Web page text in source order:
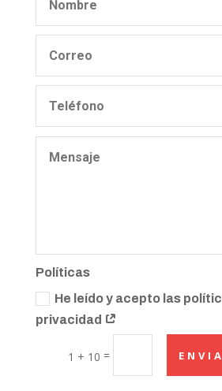
Políticas
He leído y acepto las
privacidad
1 + 10 =